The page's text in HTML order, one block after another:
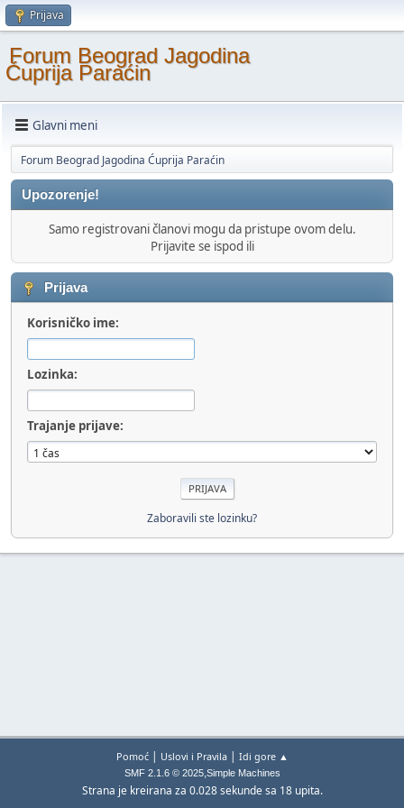
Prijava
Forum Beograd Jagodina
Ćuprija Paraćin
Glavni meni
Forum Beograd Jagodina Ćuprija Paraćin
Upozorenje!
Samo registrovani članovi mogu da pristupe ovom delu.
Prijavite se ispod ili
Prijava
Korisničko ime:
Lozinka:
Trajanje prijave:
Zaboravili ste lozinku?
Pomoć| Uslovi i Pravila| Idi gore ▲
SMF 2.1.6 © 2025,Simple Machines
Strana je kreirana za 0.028 sekunde sa 18 upita.